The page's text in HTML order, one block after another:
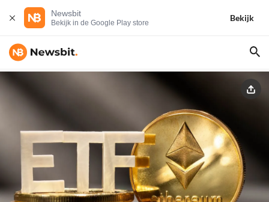
Newsbit
Bekijk in de Google Play store
Bekijk